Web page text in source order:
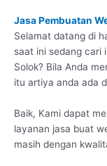
Jasa Pembuatan
Selamat datang di
saat ini sedang cari
Solok? Bila Anda
itu artiya anda ada
Baik, Kami dapat
layanan jasa buat
masih dengan